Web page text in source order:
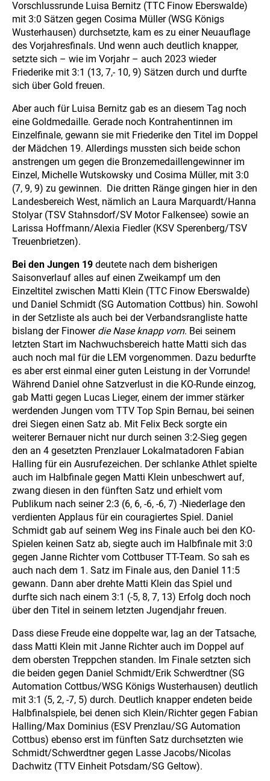
Vorschlussrunde Luisa Bernitz (TTC Finow Eberswalde)
mit 3:0 Sätzen gegen Cosima Müller (WSG Königs
Wusterhausen) durchsetzte, kam es zu einer Neuauflage
des Vorjahresfinals. Und wenn auch deutlich knapper,
setzte sich – wie im Vorjahr – auch 2023 wieder
Friederike mit 3:1 (13, 7,- 10, 9) Sätzen durch und durfte
sich über Gold freuen.
Aber auch für Luisa Bernitz gab es an diesem Tag noch
eine Goldmedaille. Gerade noch Kontrahentinnen im
Einzelfinale, gewann sie mit Friederike den Titel im Doppel
der Mädchen 19. Allerdings mussten sich beide schon
anstrengen um gegen die Bronzemedaillengewinner im
Einzel, Michelle Wutskowsky und Cosima Müller, mit 3:0
(7, 9, 9) zu gewinnen. Die dritten Ränge gingen hier in den
Landesbereich West, nämlich an Laura Marquardt/Hanna
Stolyar (TSV Stahnsdorf/SV Motor Falkensee) sowie an
Larissa Hoffmann/Alexia Fiedler (KSV Sperenberg/TSV
Treuenbrietzen).
Bei den Jungen 19 deutete nach dem bisherigen
Saisonverlauf alles auf einen Zweikampf um den
Einzeltitel zwischen Matti Klein (TTC Finow Eberswalde)
und Daniel Schmidt (SG Automation Cottbus) hin. Sowohl
in der Setzliste als auch bei der Verbandsrangliste hatte
bislang der Finower die Nase knapp vorn. Bei seinem
letzten Start im Nachwuchsbereich hatte Matti sich das
auch noch mal für die LEM vorgenommen. Dazu bedurfte
es aber erst einmal einer guten Leistung in der Vorrunde!
Während Daniel ohne Satzverlust in die KO-Runde einzog,
gab Matti gegen Lucas Lieger, einem der immer stärker
werdenden Jungen vom TTV Top Spin Bernau, bei seinen
drei Siegen einen Satz ab. Mit Felix Beck sorgte ein
weiterer Bernauer nicht nur durch seinen 3:2-Sieg gegen
den an 4 gesetzten Prenzlauer Lokalmatadoren Fabian
Halling für ein Ausrufezeichen. Der schlanke Athlet spielte
auch im Halbfinale gegen Matti Klein unbeschwert auf,
zwang diesen in den fünften Satz und erhielt vom
Publikum nach seiner 2:3 (6, 6, -6, -6, 7) -Niederlage den
verdienten Applaus für ein couragiertes Spiel. Daniel
Schmidt gab auf seinem Weg ins Finale auch bei den KO-
Spielen keinen Satz ab, siegte auch im Halbfinale mit 3:0
gegen Janne Richter vom Cottbuser TT-Team. So sah es
auch nach dem 1. Satz im Finale aus, den Daniel 11:5
gewann. Dann aber drehte Matti Klein das Spiel und
durfte sich nach einem 3:1 (-5, 8, 7, 13) Erfolg doch noch
über den Titel in seinem letzten Jugendjahr freuen.
Dass diese Freude eine doppelte war, lag an der Tatsache,
dass Matti Klein mit Janne Richter auch im Doppel auf
dem obersten Treppchen standen. Im Finale setzten sich
die beiden gegen Daniel Schmidt/Erik Schwerdtner (SG
Automation Cottbus/WSG Königs Wusterhausen) deutlich
mit 3:1 (5, 2, -7, 5) durch. Deutlich knapper endeten beide
Halbfinalspiele, bei denen sich Klein/Richter gegen Fabian
Halling/Max Dominius (ESV Prenzlau/SG Automation
Cottbus) ebenso erst im fünften Satz durchsetzten wie
Schmidt/Schwerdtner gegen Lasse Jacobs/Nicolas
Dachwitz (TTV Einheit Potsdam/SG Geltow).